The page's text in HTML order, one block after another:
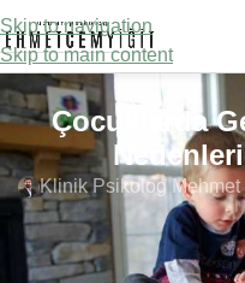
Skip to navigation
Skip to main content
Çocuklarda
Klinik Psikolog Mehmet
Çocuklarda gelişimsel
ince ve kaba motor gelişimi,
duygusal beceriler,